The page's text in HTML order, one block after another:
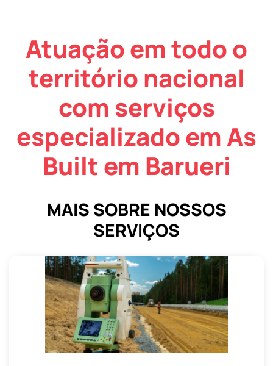
Atuação em todo o
território nacional
com serviços
especializado em As
Built em Barueri
MAIS SOBRE NOSSOS
SERVIÇOS